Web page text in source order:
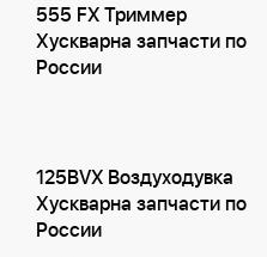
555 FX Триммер
Хускварна запчасти по
России
125BVX Воздуходувка
Хускварна запчасти по
России